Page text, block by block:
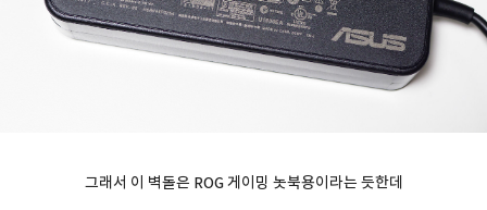
그래서 이 벽돌은 ROG 게이밍 놋북용이라는 듯한데